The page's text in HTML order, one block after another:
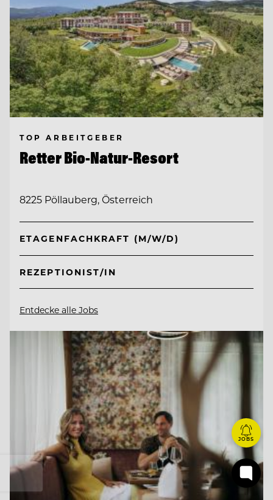
TOP ARBEITGEBER
Retter Bio-Natur-Resort
8225 Pöllauberg, Österreich
ETAGENFACHKRAFT (M/W/D)
REZEPTIONIST/IN
Entdecke alle Jobs
JOBS